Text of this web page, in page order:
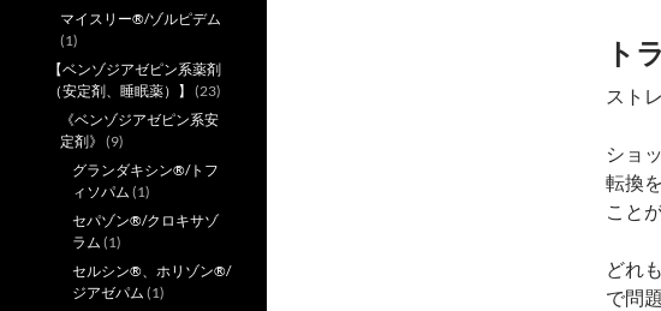
ト
スト
ショ
転換
こと
どれ
で問
マイスリー®/ゾルピデム
(1)
【ベンゾジアゼピン系薬剤
（安定剤、睡眠薬）】
(23)
《ベンゾジアゼピン系安
定剤》 (9)
グランダキシン®/トフ
ィソパム (1)
セパゾン®/クロキサゾ
ラム (1)
セルシン®、ホリゾン®/
ジアゼパム (1)